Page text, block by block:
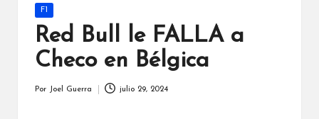
Publicada
en
F1
Red Bull le FALLA a
Checo en Bélgica
Por Joel Guerra julio 29, 2024